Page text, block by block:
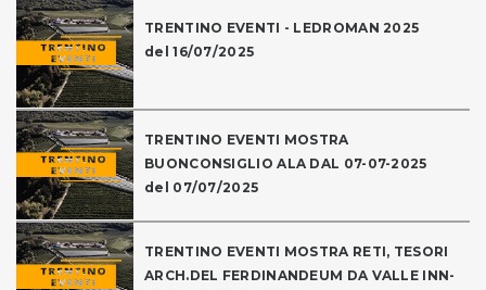
TRENTINO EVENTI - LEDROMAN 2025
del 16/07/2025
TRENTINO EVENTI MOSTRA
BUONCONSIGLIO ALA DAL 07-07-2025
del 07/07/2025
TRENTINO EVENTI MOSTRA RETI, TESORI
ARCH.DEL FERDINANDEUM DA VALLE INN-